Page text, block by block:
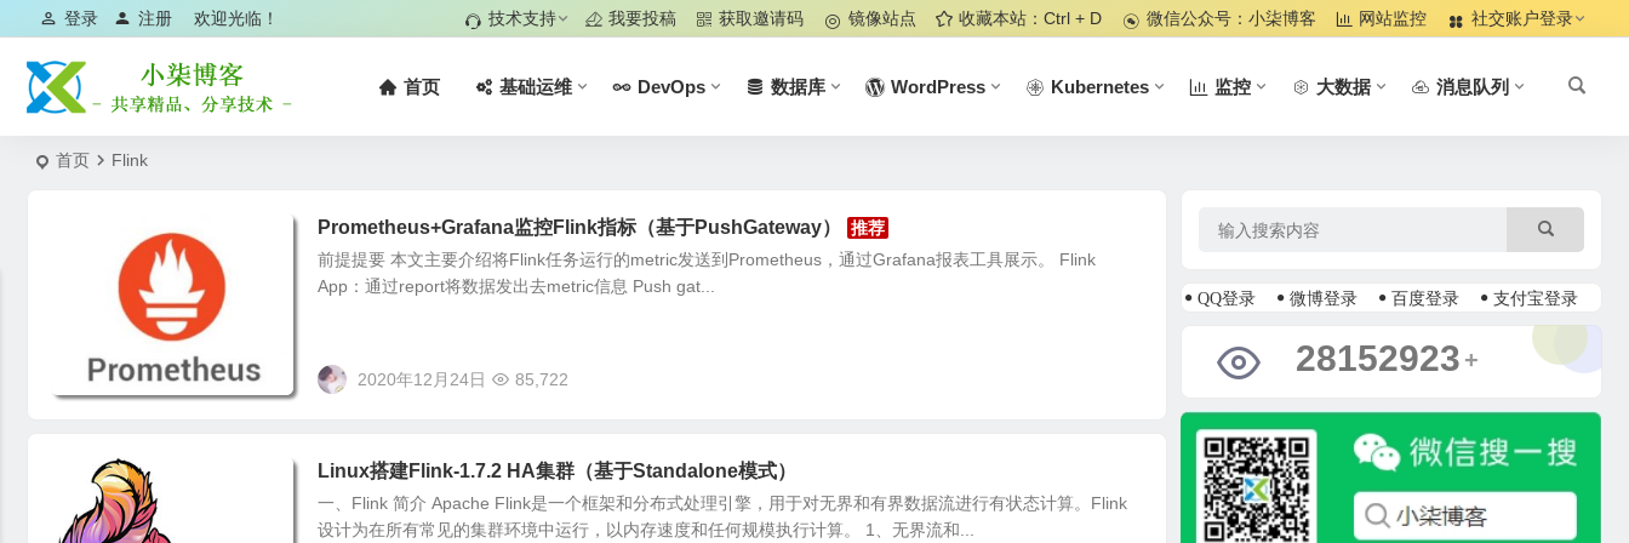
欢迎光临！
登录 注册 技术支持 我要投稿 获取邀请码 镜像站点 收藏本站：Ctrl + D 微信公众号：小柒博客 网站监控 社交账户登录
首页 基础运维 DevOps 数据库 WordPress Kubernetes 监控 大数据 消息队列
首页 Flink
Prometheus+Grafana监控Flink指标（基于PushGateway）
前提提要 本文主要介绍将Flink任务运行的metric发送到Prometheus，通过Grafana报表工具展示。 Flink
App：通过report将数据发出去metric信息 Push gat...
2020年12月24日 85,722
Linux搭建Flink-1.7.2 HA集群（基于Standalone模式）
一、Flink 简介 Apache Flink是一个框架和分布式处理引擎，用于对无界和有界数据流进行有状态计算。Flink
设计为在所有常见的集群环境中运行，以内存速度和任何规模执行计算。 1、无界流和...
QQ登录 微博登录 百度登录 支付宝登录
33479209 +